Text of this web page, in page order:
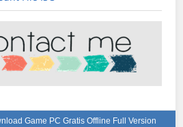
Game PC Gratis Offline Full Version